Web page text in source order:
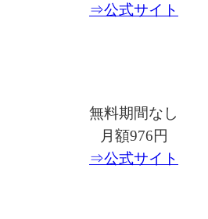
⇒公式サイト
無料期間なし
月額976円
⇒公式サイト